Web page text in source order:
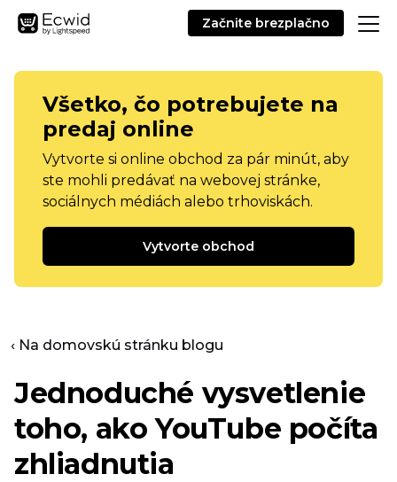
Začnite brezplačno
Všetko, čo potrebujete na
predaj online
Vytvorte si online obchod za pár minút, aby
ste mohli predávať na webovej stránke,
sociálnych médiách alebo trhoviskách.
Vytvorte obchod
‹ Na domovskú stránku blogu
Jednoduché vysvetlenie
toho, ako YouTube počíta
zhliadnutia